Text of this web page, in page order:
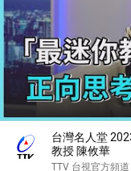
台灣名人堂
教授 陳攸華
TTV 台視官方頻